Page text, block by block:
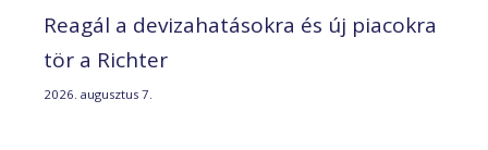
Reagál a devizahatásokra és új piacokra
tör a Richter
2026. augusztus 7.